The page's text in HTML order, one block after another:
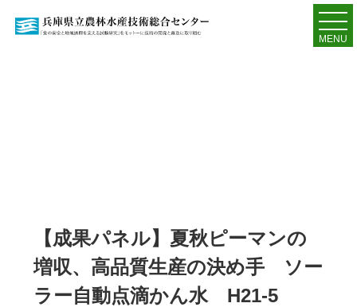
MENU
【成果パネル】夏秋ピーマンの
増収、高品質生産の決め手 ソー
ラー自動点滴かん水 H21-5